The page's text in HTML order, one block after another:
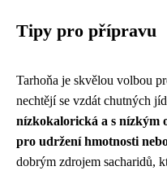
Tipy pro přípravu
Tarhoňa je skvělou volbou
nechtějí se vzdát chutných
nízkokalorická a s nízkým
pro udržení hmotnosti
dobrým zdrojem sacharidů,